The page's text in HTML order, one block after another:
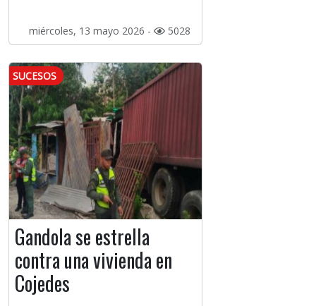
miércoles, 13 mayo 2026 - 5028
SUCESOS
Gandola se estrella
contra una vivienda en
Cojedes